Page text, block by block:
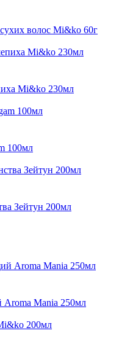
волос Mi&ko 60г
Mi&ko 230мл
100мл
Зейтун 200мл
Mania 250мл